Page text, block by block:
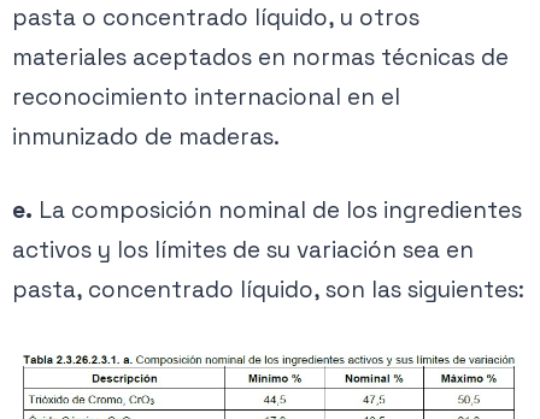
pasta o concentrado líquido, u otros
materiales aceptados en normas técnicas de
reconocimiento internacional en el
inmunizado de maderas.
e. La composición nominal de los ingredientes
activos y los límites de su variación sea en
pasta, concentrado líquido, son las siguientes: